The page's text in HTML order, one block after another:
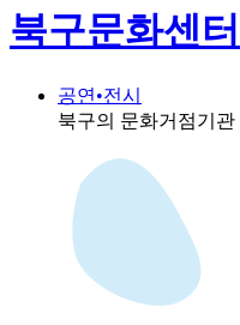
북구문화센터
공연•전시
북구의 문화거점기관